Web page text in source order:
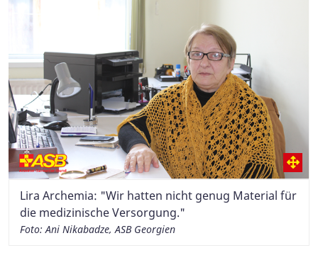
Lira Archemia: "Wir hatten nicht genug Material für
die medizinische Versorgung."
Foto: Ani Nikabadze, ASB Georgien